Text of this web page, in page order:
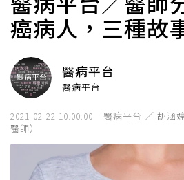
癌病人，三種故
醫病平台
醫病平台
2021-02-22 10:00:00
醫病平台 ／ 胡涵
醫師）